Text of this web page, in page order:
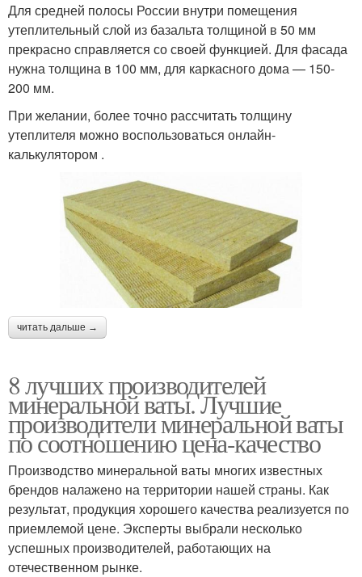
Для средней полосы России внутри помещения
утеплительный слой из базальта толщиной в 50 мм
прекрасно справляется со своей функцией. Для фасада
нужна толщина в 100 мм, для каркасного дома — 150-
200 мм.
При желании, более точно рассчитать толщину
утеплителя можно воспользоваться онлайн-
калькулятором .
читать дальше →
8 лучших производителей
минеральной ваты. Лучшие
производители минеральной ваты
по соотношению цена-качество
Производство минеральной ваты многих известных
брендов налажено на территории нашей страны. Как
результат, продукция хорошего качества реализуется по
приемлемой цене. Эксперты выбрали несколько
успешных производителей, работающих на
отечественном рынке.